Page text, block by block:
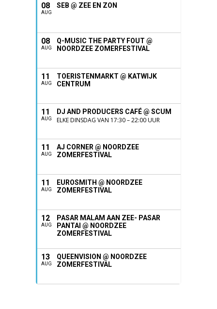
08
AUG
SEB @ ZEE EN ZON
08
AUG
Q-MUSIC THE PARTY FOUT @
NOORDZEE ZOMERFESTIVAL
11
AUG
TOERISTENMARKT @ KATWIJK
CENTRUM
11
AUG
DJ AND PRODUCERS CAFÉ @ SCUM
ELKE DINSDAG VAN 17:30 – 22:00 UUR
11
AUG
AJ CORNER @ NOORDZEE
ZOMERFESTIVAL
11
AUG
EUROSMITH @ NOORDZEE
ZOMERFESTIVAL
12
AUG
PASAR MALAM AAN ZEE- PASAR
PANTAI @ NOORDZEE
ZOMERFESTIVAL
13
AUG
QUEENVISION @ NOORDZEE
ZOMERFESTIVAL